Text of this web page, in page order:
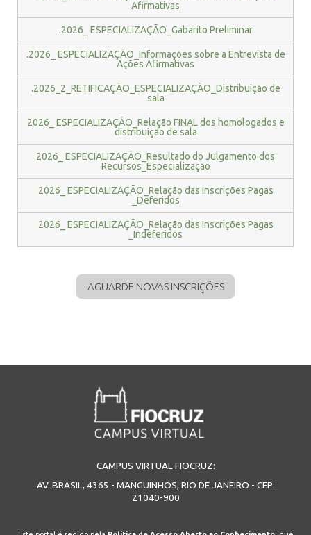
Afirmativas
.2026_ ESPECIALIZAÇÃO_Gabarito Preliminar
.2026_ ESPECIALIZAÇÃO_Informações sobre a Entrevista de
Ações Afirmativas
.2026_2_RETIFICAÇÃO_ESPECIALIZAÇÃO_Distribuição de
sala
2026_ ESPECIALIZAÇÃO_Relação FINAL dos homologados e
distribuição de sala
2026_ ESPECIALIZAÇÃO_Resultado do Julgamento dos
Recursos_Especialização
2026_ ESPECIALIZAÇÃO_Relação das Inscrições Pagas
_Deferidos
2026_ ESPECIALIZAÇÃO_Relação das Inscrições Pagas
_Indeferidos
AGUARDE NOVAS INSCRIÇÕES
CAMPUS VIRTUAL FIOCRUZ:
AV. BRASIL, 4365 - MANGUINHOS, RIO DE JANEIRO - CEP:
21040-900